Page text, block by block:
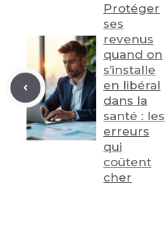
Protéger
ses
revenus
quand on
s’installe
en libéral
dans la
santé : les
erreurs
qui
coûtent
cher